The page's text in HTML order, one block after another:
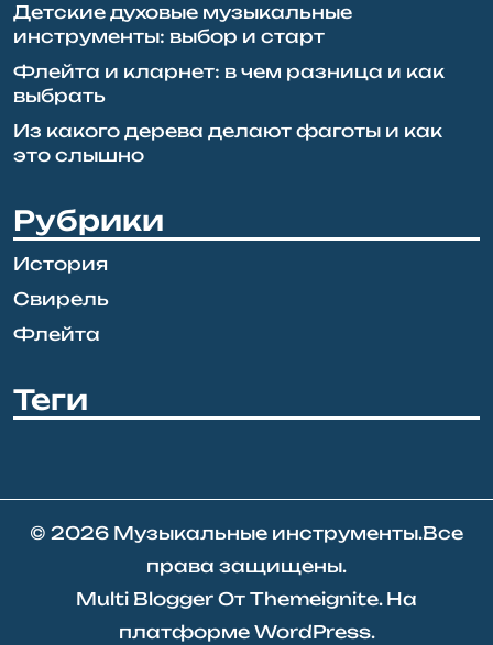
Детские духовые музыкальные
инструменты: выбор и старт
Флейта и кларнет: в чем разница и как
выбрать
Из какого дерева делают фаготы и как
это слышно
Рубрики
История
Свирель
Флейта
Теги
© 2026 Музыкальные инструменты.Все
права защищены.
Multi Blogger От Themeignite. На
платформе WordPress.